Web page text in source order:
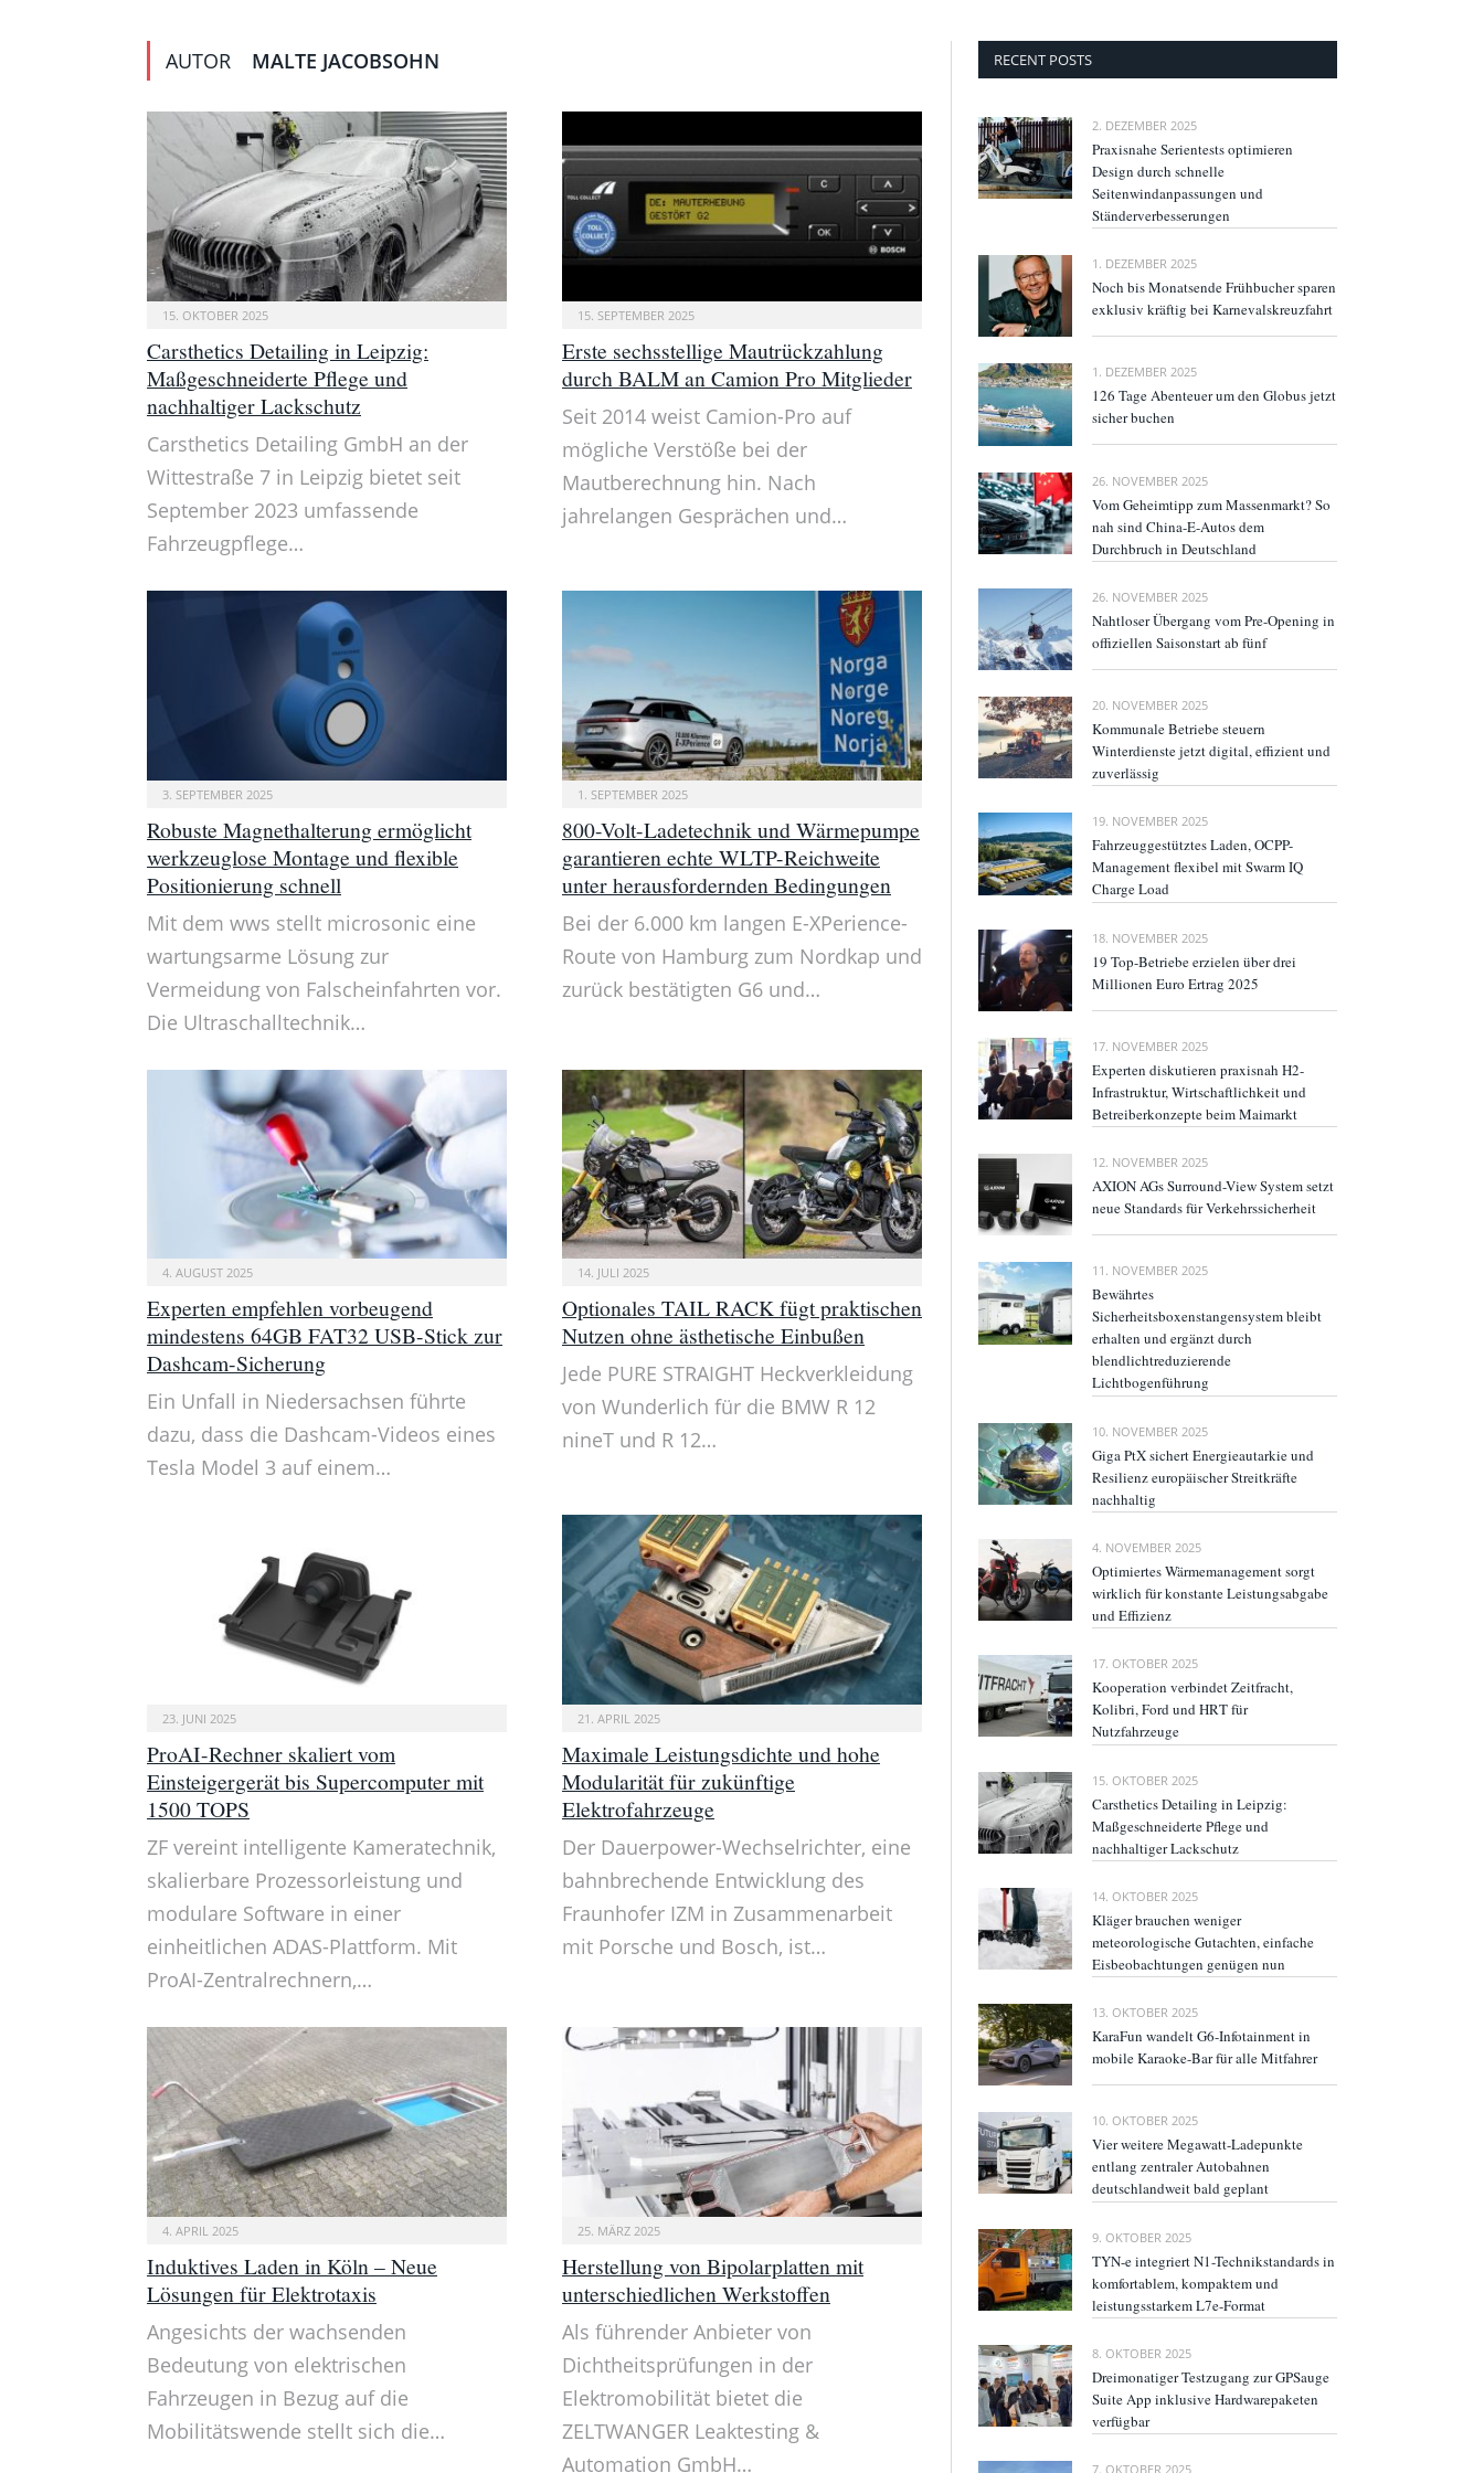
AUTOR MALTE JACOBSOHN
15. OKTOBER 2025
Carsthetics Detailing in Leipzig:
Maßgeschneiderte Pflege und
nachhaltiger Lackschutz
Carsthetics Detailing GmbH an der
Wittestraße 7 in Leipzig bietet seit
September 2023 umfassende
Fahrzeugpflege…
15. SEPTEMBER 2025
Erste sechsstellige Mautrückzahlung
durch BALM an Camion Pro Mitglieder
Seit 2014 weist Camion-Pro auf
mögliche Verstöße bei der
Mautberechnung hin. Nach
jahrelangen Gesprächen und…
3. SEPTEMBER 2025
Robuste Magnethalterung ermöglicht
werkzeuglose Montage und flexible
Positionierung schnell
Mit dem wws stellt microsonic eine
wartungsarme Lösung zur
Vermeidung von Falscheinfahrten vor.
Die Ultraschalltechnik…
1. SEPTEMBER 2025
800-Volt-Ladetechnik und Wärmepumpe
garantieren echte WLTP-Reichweite
unter herausfordernden Bedingungen
Bei der 6.000 km langen E-XPerience-
Route von Hamburg zum Nordkap und
zurück bestätigten G6 und…
4. AUGUST 2025
Experten empfehlen vorbeugend
mindestens 64GB FAT32 USB-Stick zur
Dashcam-Sicherung
Ein Unfall in Niedersachsen führte
dazu, dass die Dashcam-Videos eines
Tesla Model 3 auf einem…
14. JULI 2025
Optionales TAIL RACK fügt praktischen
Nutzen ohne ästhetische Einbußen
Jede PURE STRAIGHT Heckverkleidung
von Wunderlich für die BMW R 12
nineT und R 12…
23. JUNI 2025
ProAI-Rechner skaliert vom
Einsteigergerät bis Supercomputer mit
1500 TOPS
ZF vereint intelligente Kameratechnik,
skalierbare Prozessorleistung und
modulare Software in einer
einheitlichen ADAS-Plattform. Mit
ProAI-Zentralrechnern,…
21. APRIL 2025
Maximale Leistungsdichte und hohe
Modularität für zukünftige
Elektrofahrzeuge
Der Dauerpower-Wechselrichter, eine
bahnbrechende Entwicklung des
Fraunhofer IZM in Zusammenarbeit
mit Porsche und Bosch, ist…
4. APRIL 2025
Induktives Laden in Köln – Neue
Lösungen für Elektrotaxis
Angesichts der wachsenden
Bedeutung von elektrischen
Fahrzeugen in Bezug auf die
Mobilitätswende stellt sich die…
25. MÄRZ 2025
Herstellung von Bipolarplatten mit
unterschiedlichen Werkstoffen
Als führender Anbieter von
Dichtheitsprüfungen in der
Elektromobilität bietet die
ZELTWANGER Leaktesting &
Automation GmbH…
RECENT POSTS
2. DEZEMBER 2025
Praxisnahe Serientests optimieren
Design durch schnelle
Seitenwindanpassungen und
Ständerverbesserungen
1. DEZEMBER 2025
Noch bis Monatsende Frühbucher sparen
exklusiv kräftig bei Karnevalskreuzfahrt
1. DEZEMBER 2025
126 Tage Abenteuer um den Globus jetzt
sicher buchen
26. NOVEMBER 2025
Vom Geheimtipp zum Massenmarkt? So
nah sind China-E-Autos dem
Durchbruch in Deutschland
26. NOVEMBER 2025
Nahtloser Übergang vom Pre-Opening in
offiziellen Saisonstart ab fünf
20. NOVEMBER 2025
Kommunale Betriebe steuern
Winterdienste jetzt digital, effizient und
zuverlässig
19. NOVEMBER 2025
Fahrzeuggestütztes Laden, OCPP-
Management flexibel mit Swarm IQ
Charge Load
18. NOVEMBER 2025
19 Top-Betriebe erzielen über drei
Millionen Euro Ertrag 2025
17. NOVEMBER 2025
Experten diskutieren praxisnah H2-
Infrastruktur, Wirtschaftlichkeit und
Betreiberkonzepte beim Maimarkt
12. NOVEMBER 2025
AXION AGs Surround-View System setzt
neue Standards für Verkehrssicherheit
11. NOVEMBER 2025
Bewährtes
Sicherheitsboxenstangensystem bleibt
erhalten und ergänzt durch
blendlichtreduzierende
Lichtbogenführung
10. NOVEMBER 2025
Giga PtX sichert Energieautarkie und
Resilienz europäischer Streitkräfte
nachhaltig
4. NOVEMBER 2025
Optimiertes Wärmemanagement sorgt
wirklich für konstante Leistungsabgabe
und Effizienz
17. OKTOBER 2025
Kooperation verbindet Zeitfracht,
Kolibri, Ford und HRT für
Nutzfahrzeuge
15. OKTOBER 2025
Carsthetics Detailing in Leipzig:
Maßgeschneiderte Pflege und
nachhaltiger Lackschutz
14. OKTOBER 2025
Kläger brauchen weniger
meteorologische Gutachten, einfache
Eisbeobachtungen genügen nun
13. OKTOBER 2025
KaraFun wandelt G6-Infotainment in
mobile Karaoke-Bar für alle Mitfahrer
10. OKTOBER 2025
Vier weitere Megawatt-Ladepunkte
entlang zentraler Autobahnen
deutschlandweit bald geplant
9. OKTOBER 2025
TYN-e integriert N1-Technikstandards in
komfortablem, kompaktem und
leistungsstarkem L7e-Format
8. OKTOBER 2025
Dreimonatiger Testzugang zur GPSauge
Suite App inklusive Hardwarepaketen
verfügbar
7. OKTOBER 2025